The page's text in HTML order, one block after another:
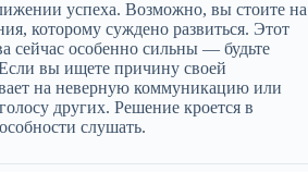
успеха. Возможно, вы стоите на
которому суждено развиться. Этот
сейчас особенно сильны — будьте
вы ищете причину своей
на неверную коммуникацию или
других. Решение кроется в
слушать.